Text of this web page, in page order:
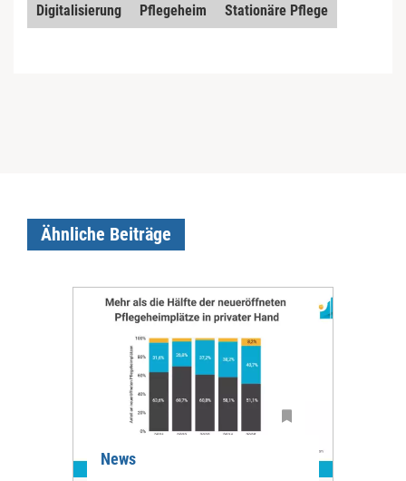
Digitalisierung Pflegeheim Stationäre Pflege
Ähnliche Beiträge
News